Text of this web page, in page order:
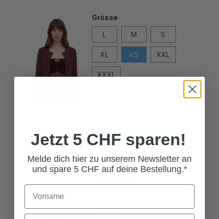
XL XS XXL
XXXL
DAMENBLUSE JONNA
CHAMPAGNER
Jetzt 5 CHF sparen!
Melde dich hier zu unserem Newsletter an
und spare 5 CHF auf deine Bestellung.*